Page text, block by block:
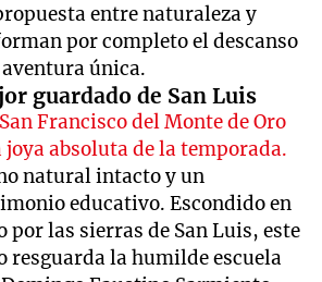
entre naturaleza y
por completo el descanso
única.
guardado de San Luis
Francisco del Monte de Oro
joya absoluta de la temporada.
natural intacto y un
educativo. Escondido en
por las sierras de San Luis, este
resguarda la humilde escuela